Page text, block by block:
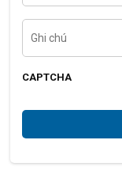
t
i
G
h
CAPTCHA